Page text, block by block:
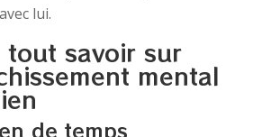
lui.
tout savoir sur
mental
de temps